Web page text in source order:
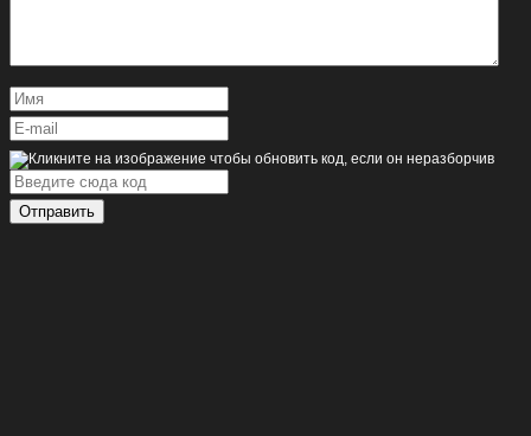
Отправить